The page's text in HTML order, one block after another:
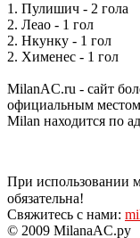
1. Пулишич - 2 гола
2. Леао - 1 гол
2. Нкунку - 1 гол
2. Хименес - 1 гол
MilanAC.ru - сайт
официальным
Milan находится по
При использовании
обязательна!
Свяжитесь с нами:
© 2009 MilanaAC.ру